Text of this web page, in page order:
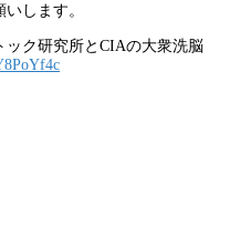
します。
ック研究所とCIAの大衆洗脳